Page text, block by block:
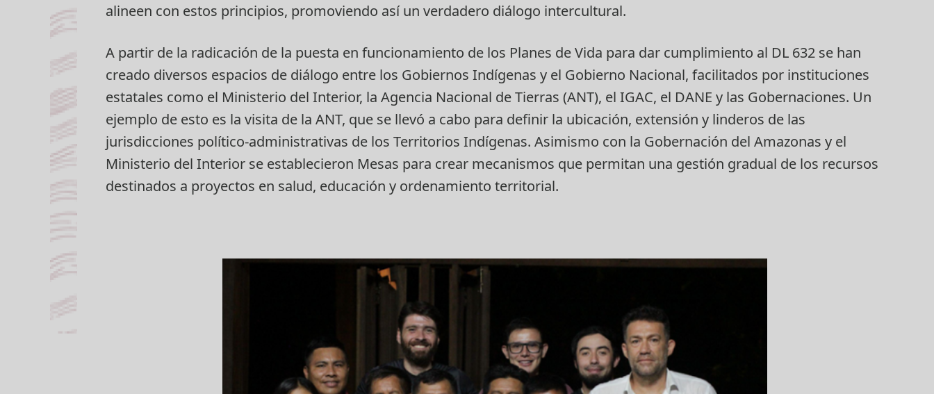
alineen con estos principios, promoviendo así un verdadero diálogo intercultural.
A partir de la radicación de la puesta en funcionamiento de los Planes de Vida para dar cumplimiento al DL 632 se han
creado diversos espacios de diálogo entre los Gobiernos Indígenas y el Gobierno Nacional, facilitados por instituciones
estatales como el Ministerio del Interior, la Agencia Nacional de Tierras (ANT), el IGAC, el DANE y las Gobernaciones. Un
ejemplo de esto es la visita de la ANT, que se llevó a cabo para definir la ubicación, extensión y linderos de las
jurisdicciones político-administrativas de los Territorios Indígenas. Asimismo con la Gobernación del Amazonas y el
Ministerio del Interior se establecieron Mesas para crear mecanismos que permitan una gestión gradual de los recursos
destinados a proyectos en salud, educación y ordenamiento territorial.